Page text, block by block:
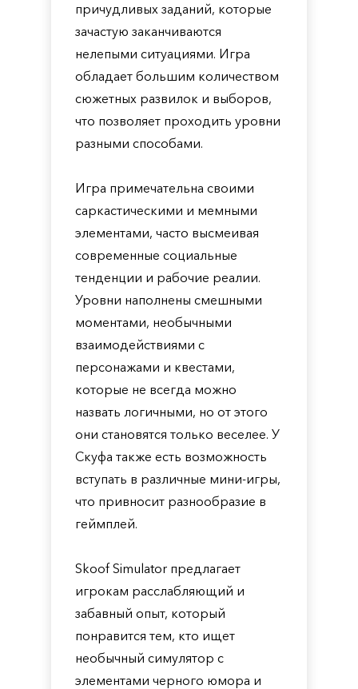
причудливых заданий, которые
зачастую заканчиваются
нелепыми ситуациями. Игра
обладает большим количеством
сюжетных развилок и выборов,
что позволяет проходить уровни
разными способами.
Игра примечательна своими
саркастическими и мемными
элементами, часто высмеивая
современные социальные
тенденции и рабочие реалии.
Уровни наполнены смешными
моментами, необычными
взаимодействиями с
персонажами и квестами,
которые не всегда можно
назвать логичными, но от этого
они становятся только веселее. У
Скуфа также есть возможность
вступать в различные мини-игры,
что привносит разнообразие в
геймплей.
Skoof Simulator предлагает
игрокам расслабляющий и
забавный опыт, который
понравится тем, кто ищет
необычный симулятор с
элементами черного юмора и